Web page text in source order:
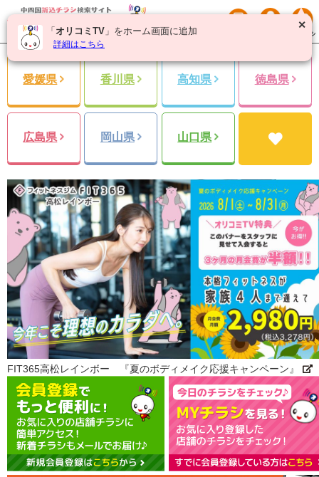
愛媛県 香川県 高知県 徳島県
広島県 岡山県 山口県
FIT365高松レインボー 『夏のボディメイク応援キャンペーン』
✕
「 オリコミTV 」をホーム画面に追加
詳細はこちら